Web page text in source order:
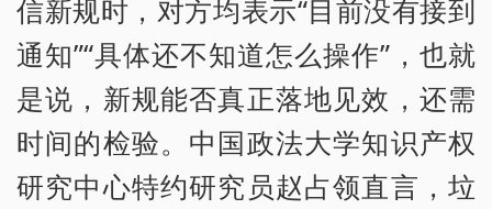
信新规时，对方均表示“目前没有接到
通知”“具体还不知道怎么操作”，也就
是说，新规能否真正落地见效，还需
时间的检验。中国政法大学知识产权
研究中心特约研究员赵占领直言，垃